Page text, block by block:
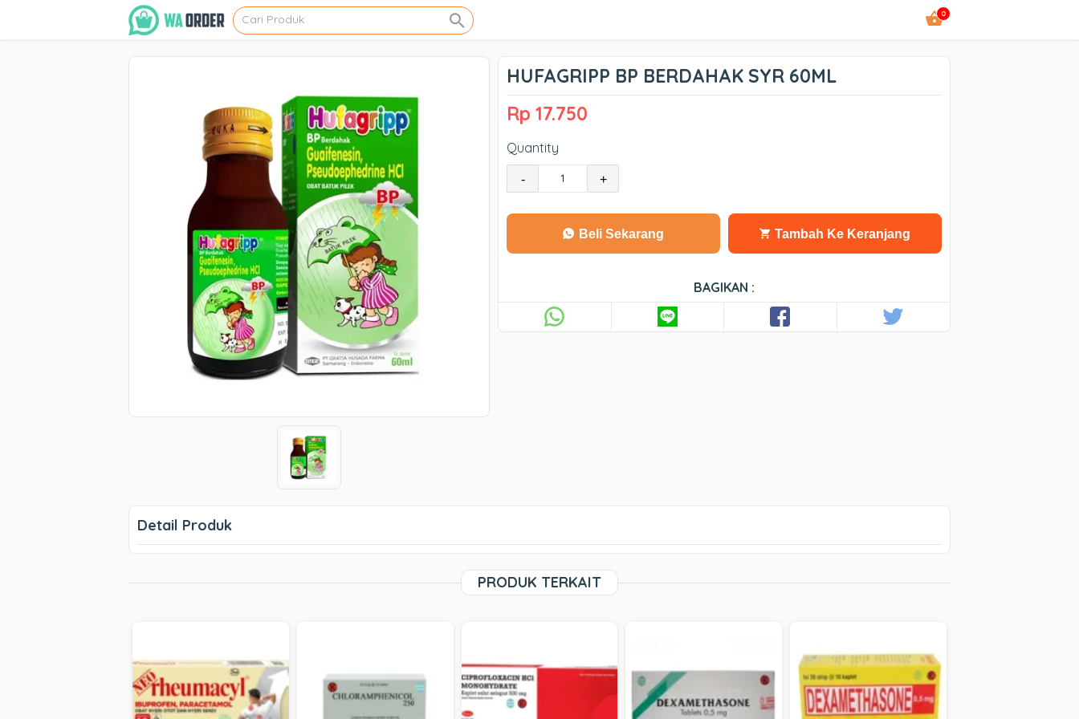
0
HUFAGRIPP BP BERDAHAK SYR 60ML
Rp 17.750
Quantity
- +
Beli Sekarang Tambah Ke Keranjang
BAGIKAN :
Detail Produk
PRODUK TERKAIT